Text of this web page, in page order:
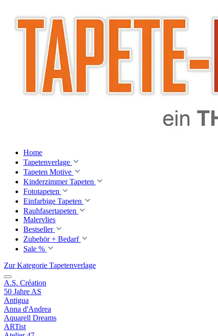
Home
Tapetenverlage
Tapeten Motive
Kinderzimmer Tapeten
Fototapeten
Einfarbige Tapeten
Rauhfasertapeten
Malervlies
Bestseller
Zubehör + Bedarf
Sale %
Zur Kategorie Tapetenverlage
A.S. Création
50 Jahre AS
Antigua
Anna d'Andrea
Aquarell Dreams
ARTist